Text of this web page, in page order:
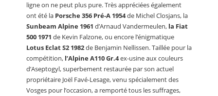
ligne on ne peut plus pure. Très appréciées également
ont été la Porsche 356 Pré-A 1954de Michel Closjans, la
Sunbeam Alpine 1961 d’Arnaud Vandermeulen, la Fiat
500 1971 de Kevin Falzone, ou encore l’énigmatique
Lotus Eclat S2 1982de Benjamin Nellissen. Taillée pour la
compétition, l’Alpine A110 Gr.4ex-usine aux couleurs
d’Aseptogyl, superbement restaurée par son actuel
propriétaire Joël Favé-Lesage, venu spécialement des
Vosges pour l’occasion, a remporté tous les suffrages,